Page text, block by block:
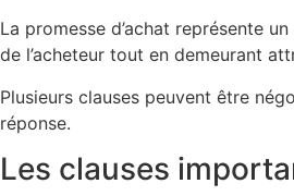
La promesse d’achat représente
de l’acheteur tout en demeurant
Plusieurs clauses peuvent être
réponse.
Les clauses